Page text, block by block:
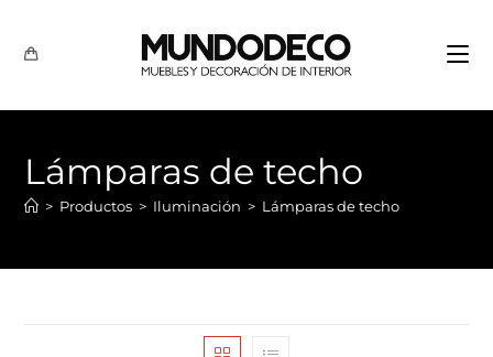
Lámparas de techo
> Productos > Iluminación > Lámparas de techo